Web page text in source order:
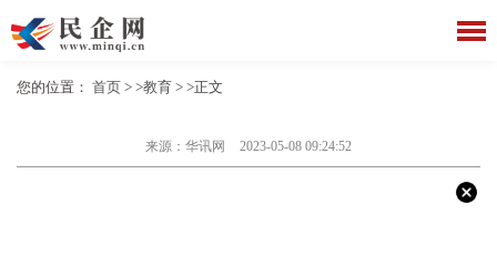
您的位置： 首页 > >教育 > >正文
来源：华讯网 2023-05-08 09:24:52